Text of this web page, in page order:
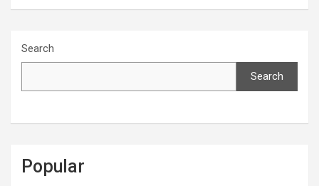
Search
Search
Popular